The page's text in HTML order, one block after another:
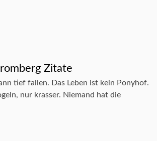
Zitate
tief fallen. Das Leben ist kein Ponyhof.
nur krasser. Niemand hat die